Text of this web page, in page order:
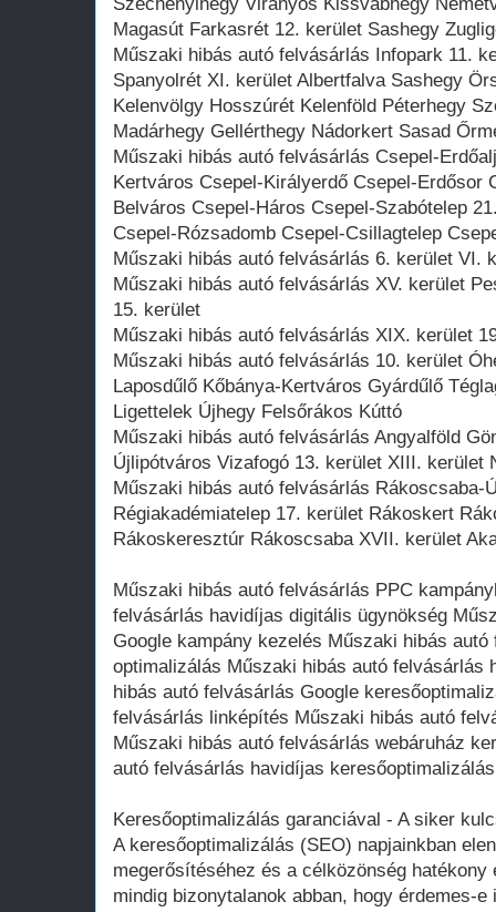
Magasút Farkasrét 12. kerület Sashegy
Műszaki hibás autó felvásárlás Infopark 11.
Spanyolrét XI. kerület Albertfalva Sashegy
Kelenvölgy Hosszúrét Kelenföld Péterhegy
Madárhegy Gellérthegy Nádorkert Sasad
Műszaki hibás autó felvásárlás Csepel-
Kertváros Csepel-Királyerdő Csepel-Erdősor
Belváros Csepel-Háros Csepel-Szabótelep
Csepel-Rózsadomb Csepel-Csillagtelep
Műszaki hibás autó felvásárlás 6. kerület VI.
Műszaki hibás autó felvásárlás XV. kerület
15. kerület
Műszaki hibás autó felvásárlás XIX. kerület
Műszaki hibás autó felvásárlás 10. kerület
Laposdűlő Kőbánya-Kertváros Gyárdűlő
Ligettelek Újhegy Felsőrákos Kúttó
Műszaki hibás autó felvásárlás Angyalföld
Újlipótváros Vizafogó 13. kerület XIII. kerület
Műszaki hibás autó felvásárlás Rákoscsaba-
Régiakadémiatelep 17. kerület Rákoskert
Rákoskeresztúr Rákoscsaba XVII. kerület
Műszaki hibás autó felvásárlás PPC
felvásárlás havidíjas digitális ügynökség
Google kampány kezelés Műszaki hibás
optimalizálás Műszaki hibás autó felvásárlás
hibás autó felvásárlás Google
felvásárlás linképítés Műszaki hibás autó
Műszaki hibás autó felvásárlás webáruház
autó felvásárlás havidíjas keresőoptimalizálás
Keresőoptimalizálás garanciával - A siker
A keresőoptimalizálás (SEO) napjainkban
megerősítéséhez és a célközönség hatékony
mindig bizonytalanok abban, hogy érdemes-